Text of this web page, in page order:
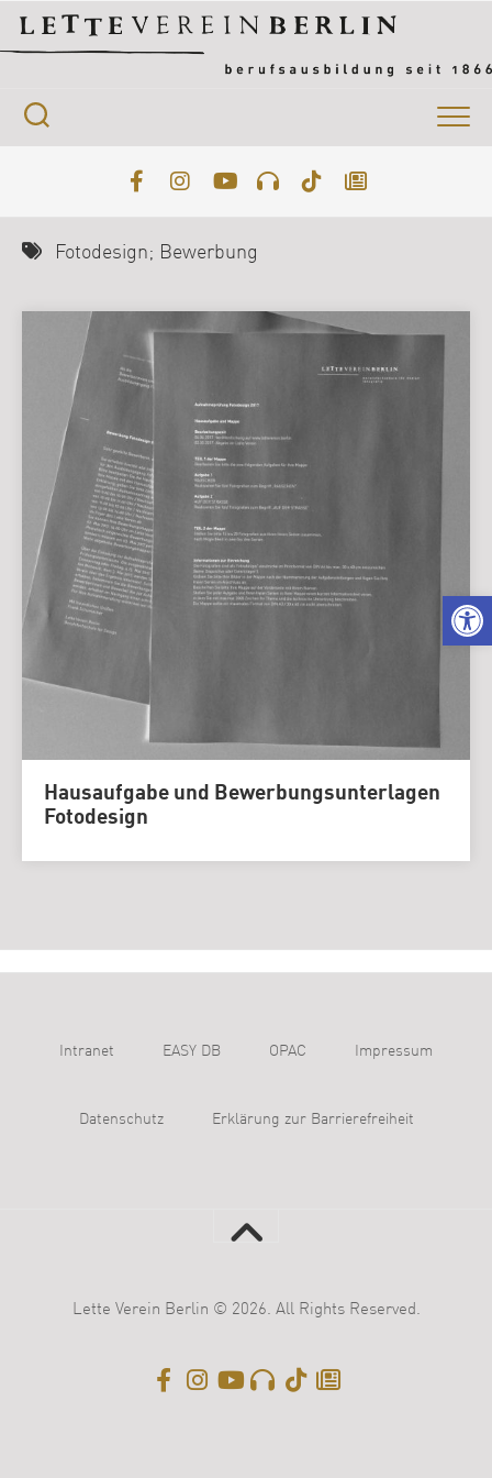
content
Fotodesign; Bewerbung
Hausaufgabe und Bewerbungsunterlagen
Fotodesign
Intranet EASY DB OPAC Impressum
Datenschutz Erklärung zur Barrierefreiheit
Lette Verein Berlin © 2026. All Rights Reserved.